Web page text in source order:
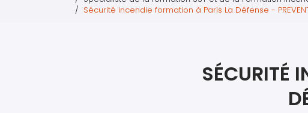
Sécurité incendie formation à Paris La Défense -
SÉCURITÉ